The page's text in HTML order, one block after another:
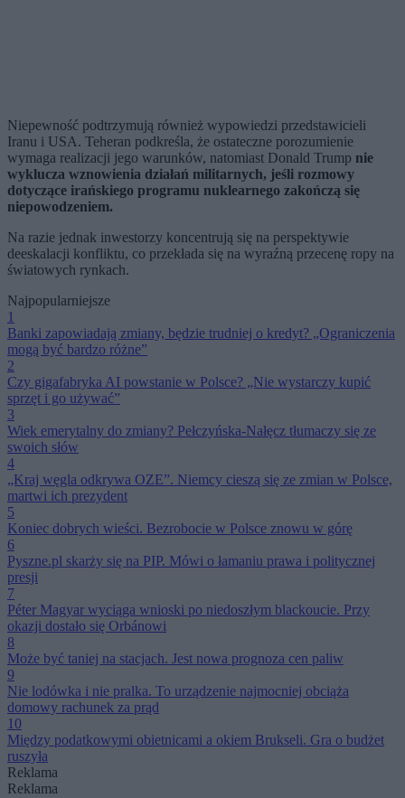
Niepewność podtrzymują również wypowiedzi przedstawicieli
Iranu i USA. Teheran podkreśla, że ostateczne porozumienie
wymaga realizacji jego warunków, natomiast Donald Trump nie
wyklucza wznowienia działań militarnych, jeśli rozmowy
dotyczące irańskiego programu nuklearnego zakończą się
niepowodzeniem.
Na razie jednak inwestorzy koncentrują się na perspektywie
deeskalacji konfliktu, co przekłada się na wyraźną przecenę ropy na
światowych rynkach.
Najpopularniejsze
1
Banki zapowiadają zmiany, będzie trudniej o kredyt? „Ograniczenia
mogą być bardzo różne”
2
Czy gigafabryka AI powstanie w Polsce? „Nie wystarczy kupić
sprzęt i go używać”
3
Wiek emerytalny do zmiany? Pełczyńska-Nałęcz tłumaczy się ze
swoich słów
4
„Kraj węgla odkrywa OZE”. Niemcy cieszą się ze zmian w Polsce,
martwi ich prezydent
5
Koniec dobrych wieści. Bezrobocie w Polsce znowu w górę
6
Pyszne.pl skarży się na PIP. Mówi o łamaniu prawa i politycznej
presji
7
Péter Magyar wyciąga wnioski po niedoszłym blackoucie. Przy
okazji dostało się Orbánowi
8
Może być taniej na stacjach. Jest nowa prognoza cen paliw
9
Nie lodówka i nie pralka. To urządzenie najmocniej obciąża
domowy rachunek za prąd
10
Między podatkowymi obietnicami a okiem Brukseli. Gra o budżet
ruszyła
Reklama
Reklama